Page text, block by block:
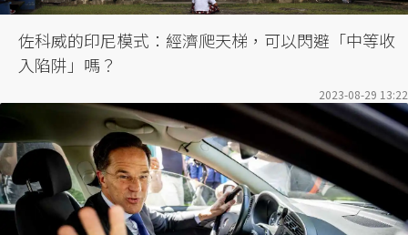
佐科威的印尼模式：經濟爬天梯，可以閃避「中等收
入陷阱」嗎？
2023-08-29 13:22